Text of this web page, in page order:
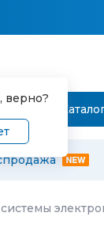
, верно?